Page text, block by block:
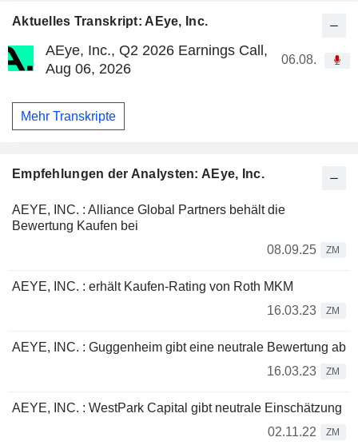
Aktuelles Transkript: AEye, Inc.
AEye, Inc., Q2 2026 Earnings Call,
Aug 06, 2026
06.08.
Mehr Transkripte
Empfehlungen der Analysten: AEye, Inc.
AEYE, INC. : Alliance Global Partners behält die
Bewertung Kaufen bei
08.09.25
ZM
AEYE, INC. : erhält Kaufen-Rating von Roth MKM
16.03.23
ZM
AEYE, INC. : Guggenheim gibt eine neutrale Bewertung ab
16.03.23
ZM
AEYE, INC. : WestPark Capital gibt neutrale Einschätzung
02.11.22
ZM